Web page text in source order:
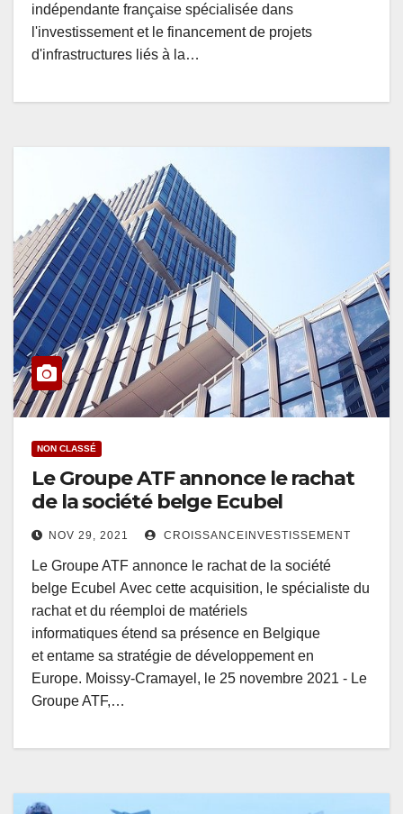
indépendante française spécialisée dans
l'investissement et le financement de projets
d'infrastructures liés à la…
NON CLASSÉ
Le Groupe ATF annonce le rachat
de la société belge Ecubel
NOV 29, 2021 CROISSANCEINVESTISSEMENT
Le Groupe ATF annonce le rachat de la société
belge Ecubel Avec cette acquisition, le spécialiste du
rachat et du réemploi de matériels
informatiques étend sa présence en Belgique
et entame sa stratégie de développement en
Europe. Moissy-Cramayel, le 25 novembre 2021 - Le
Groupe ATF,…